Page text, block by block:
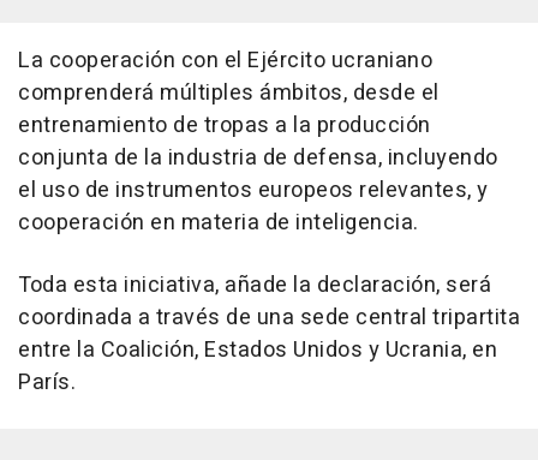
La cooperación con el Ejército ucraniano
comprenderá múltiples ámbitos, desde el
entrenamiento de tropas a la producción
conjunta de la industria de defensa, incluyendo
el uso de instrumentos europeos relevantes, y
cooperación en materia de inteligencia.
Toda esta iniciativa, añade la declaración, será
coordinada a través de una sede central tripartita
entre la Coalición, Estados Unidos y Ucrania, en
París.